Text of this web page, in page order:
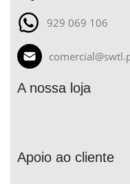
929 069 106
A nossa loja
Apoio ao cliente